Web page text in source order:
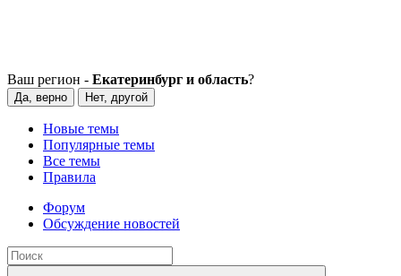
Ваш регион - Екатеринбург и область?
Да, верно Нет, другой
Новые темы
Популярные темы
Все темы
Правила
Форум
Обсуждение новостей